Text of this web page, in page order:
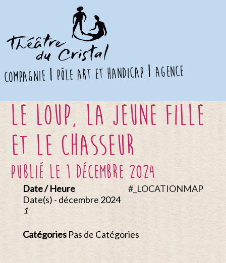
compagnie pôle art et handicap agence
Le loup, la jeune fille
et le chasseur
publié le 1 décembre 2024
#_LOCATIONMAP
Date / Heure
Date(s) - décembre 2024
1
Catégories Pas de Catégories